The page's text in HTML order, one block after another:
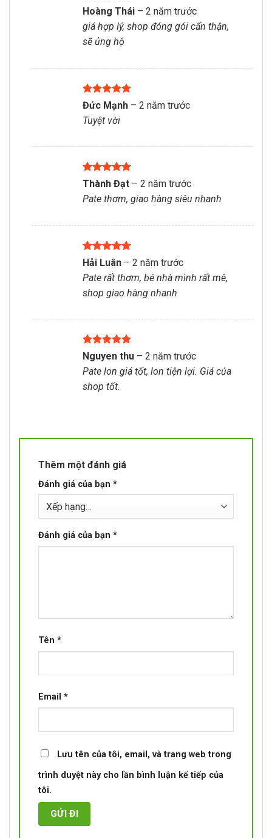
Được xếp
55
sao
Hoàng Thái – 2 năm trước
giá hợp lý, shop đóng gói cẩn thận,
sẽ ủng hộ
Được xếp
hạng
5
sao
Đức Mạnh – 2 năm trước
Tuyệt vời
Được xếp
sao
Thành Đạt – 2 năm trước
Pate thơm, giao hàng siêu nhanh
Được xếp
hạng
sao
Hải Luân – 2 năm trước
Pate rất thơm, bé nhà mình rất mê,
shop giao hàng nhanh
Được xếp
hạng
sao
Nguyen thu – 2 năm trước
Pate lon giá tốt, lon tiện lợi. Giá của
shop tốt.
Thêm một đánh giá
Đánh giá của bạn *
Đánh giá của bạn *
Tên *
Email *
Lưu tên của tôi, email, và trang web trong
trình duyệt này cho lần bình luận kế tiếp của
tôi.